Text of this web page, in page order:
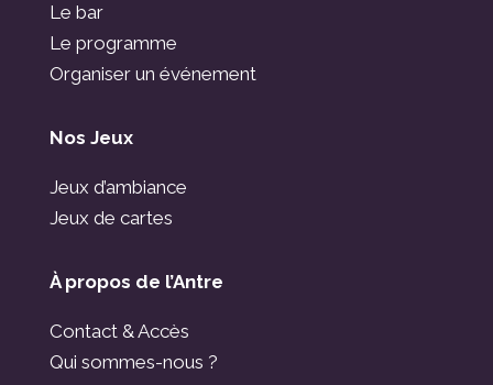
Le bar
Le programme
Organiser un événement
Nos Jeux
Jeux d’ambiance
Jeux de cartes
À propos de l’Antre
Contact & Accès
Qui sommes-nous ?